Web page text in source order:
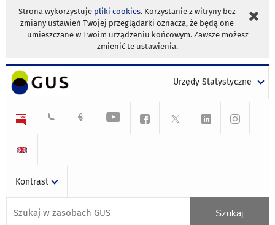
Strona wykorzystuje pliki cookies. Korzystanie z witryny bez
zmiany ustawień Twojej przeglądarki oznacza, że będą one
umieszczane w Twoim urządzeniu końcowym. Zawsze możesz
zmienić te ustawienia.
Urzędy Statystyczne
Kontrast